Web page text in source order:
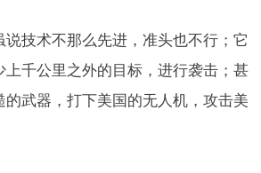
技术不那么先进，准头也不行；它
上千公里之外的目标，进行袭击；甚
的武器，打下美国的无人机，攻击美